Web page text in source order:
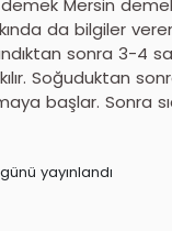
Mersin
da bilgiler
sonra 3-4
Soğuduktan
başlar. Sonra
yayınlandı